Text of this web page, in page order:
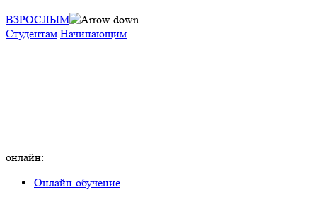
ВЗРОСЛЫМ
Студентам Начинающим
онлайн:
Онлайн-обучение